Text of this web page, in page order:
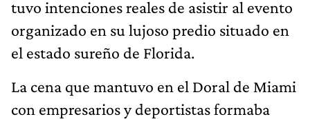
tuvo intenciones reales de asistir al evento
organizado en su lujoso predio situado en
el estado sureño de Florida.
La cena que mantuvo en el Doral de Miami
con empresarios y deportistas formaba